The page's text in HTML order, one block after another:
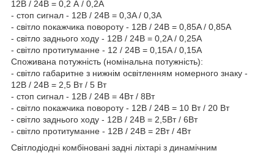
12В / 24В = 0,2 А / 0,2A
- стоп сигнал - 12В / 24В = 0,3A / 0,3A
- світло покажчика повороту - 12В / 24В = 0,85A / 0,85A
- світло заднього ходу - 12В / 24В = 0,2A / 0,25A
- світло протитуманне - 12 / 24В = 0,15A / 0,15A
Споживана потужність (номінальна потужність):
- світло габаритне з нижнім освітленням номерного знаку -
12В / 24В = 2,5 Вт / 5 Вт
- стоп сигнал - 12В / 24В = 4Вт / 8Вт
- світло покажчика повороту - 12В / 24В = 10 Вт / 20 Вт
- світло заднього ходу - 12В / 24B = 2,5Вт / 6Вт
- світло протитуманне - 12В / 24B = 2Вт / 4Вт
Світлодіодні комбіновані задні ліхтарі з динамічним